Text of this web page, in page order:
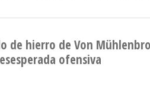
de hierro de Von
ofensiva